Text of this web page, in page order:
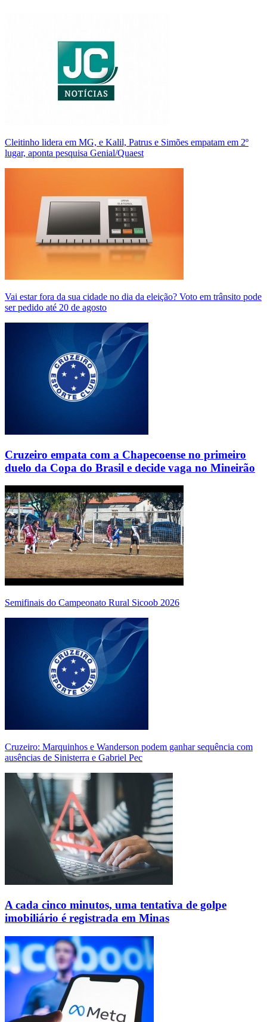
Cleitinho lidera em MG, e Kalil, Patrus e Simões empatam em 2º
lugar, aponta pesquisa Genial/Quaest
Vai estar fora da sua cidade no dia da eleição? Voto em trânsito pode
ser pedido até 20 de agosto
Cruzeiro empata com a Chapecoense no primeiro
duelo da Copa do Brasil e decide vaga no Mineirão
Semifinais do Campeonato Rural Sicoob 2026
Cruzeiro: Marquinhos e Wanderson podem ganhar sequência com
ausências de Sinisterra e Gabriel Pec
A cada cinco minutos, uma tentativa de golpe
imobiliário é registrada em Minas